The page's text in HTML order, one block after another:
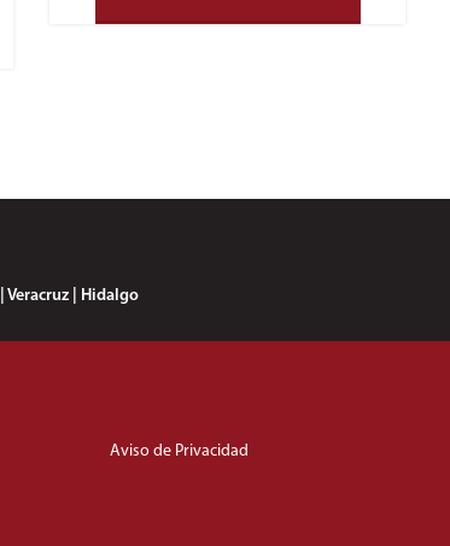
Veracruz | Hidalgo
Aviso de Privacidad